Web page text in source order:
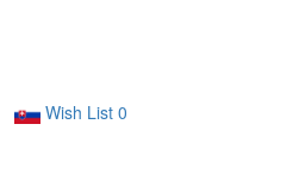
Wish List 0